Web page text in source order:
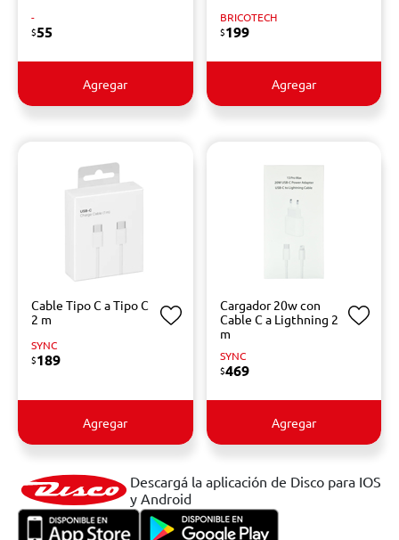
-
$55
Agregar
BRICOTECH
$199
Agregar
Cable Tipo C a Tipo C
2 m
SYNC
$189
Agregar
Cargador 20w con
Cable C a Ligthning 2
m
SYNC
$469
Agregar
Descargá la aplicación de Disco para IOS
y Android